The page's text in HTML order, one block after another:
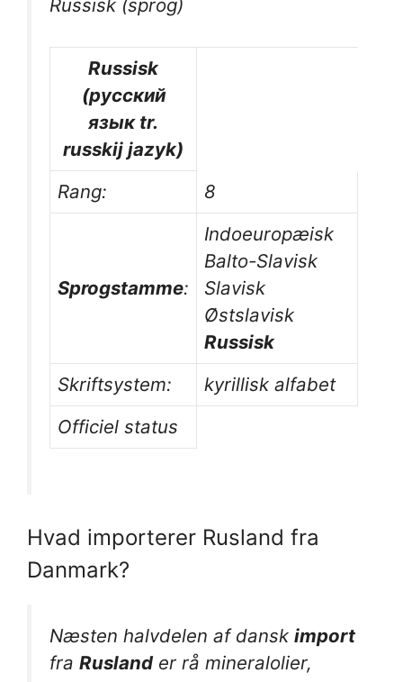
Russisk (sprog)
Russisk
(русский
язык tr.
russkij jazyk)
Rang:
8
Sprogstamme:
Indoeuropæisk
Balto-Slavisk
Slavisk
Østslavisk
Russisk
Skriftsystem:
kyrillisk alfabet
Officiel status
Hvad importerer Rusland fra
Danmark?
Næsten halvdelen af dansk import
fra Ruslander rå mineralolier,